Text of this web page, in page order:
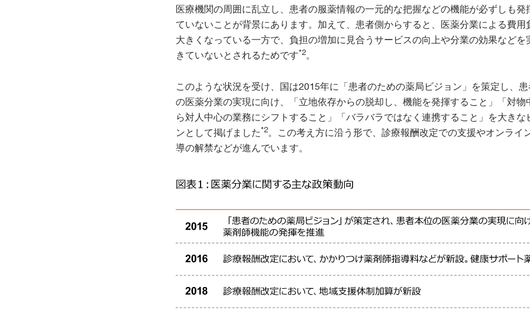
医療機関の周囲に乱立し、患者の服薬情報の一元的な把握などの機能が必ずしも発
ていないことが背景にあります。加えて、患者側からすると、医薬分業による費用
大きくなっている一方で、負担の増加に見合うサービスの向上や分業の効果などを
きていないとされるためです*2。
このような状況を受け、国は2015年に「患者のための薬局ビジョン」を策定し、患
の医薬分業の実現に向け、「立地依存からの脱却し、機能を発揮すること」「対物
ら対人中心の業務にシフトすること」「バラバラではなく連携すること」を大きな
ンとして掲げました*2。この考え方に沿う形で、診療報酬改定での支援やオンライ
導の解禁などが進んでいます。